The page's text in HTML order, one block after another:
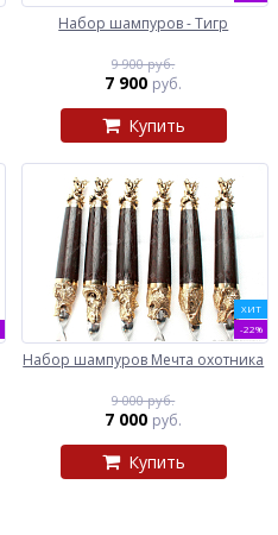
Набор шампуров - Тигр
9 900 руб.
7 900 руб.
Купить
ХИТ
-22%
Набор шампуров Мечта охотника
9 000 руб.
7 000 руб.
Купить